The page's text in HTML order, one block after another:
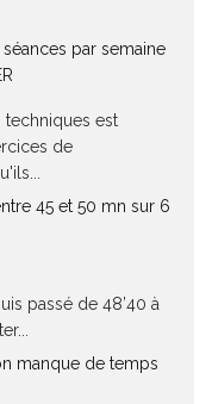
par semaine
techniques est
de
45 et 50 mn sur 6
passé de 48’40 à
manque de temps